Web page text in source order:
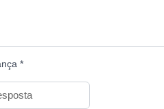
*